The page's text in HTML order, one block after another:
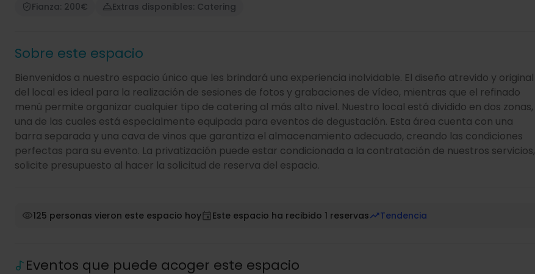
Fianza: 200€ Extras disponibles: Catering
Sobre este espacio
Bienvenidos a nuestro espacio único que les brindará una experiencia inolvidable. El diseño atrevido y original
del local es ideal para la realización de sesiones de fotos y grabaciones de vídeo, mientras que el refinado
menú permite organizar cualquier tipo de catering al más alto nivel. Nuestro local está dividido en dos zonas,
una de las cuales está especialmente equipada para eventos de degustación. Esta área cuenta con una
barra separada y una cava de vinos que garantiza el almacenamiento adecuado, creando las condiciones
perfectas para su evento. La privatización puede estar condicionada a la contratación de nuestros servicios,
solicite presupuesto al hacer la solicitud de reserva del espacio.
125 personas vieron este espacio hoy Este espacio ha recibido 1 reservas Tendencia
Eventos que puede acoger este espacio